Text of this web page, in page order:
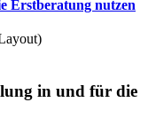
Erstberatung nutzen
in und für die